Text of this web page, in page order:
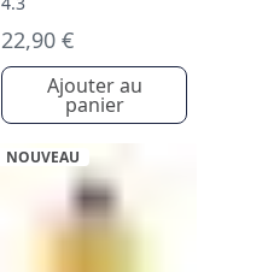
22,90 €
Ajouter au
panier
NOUVEAU